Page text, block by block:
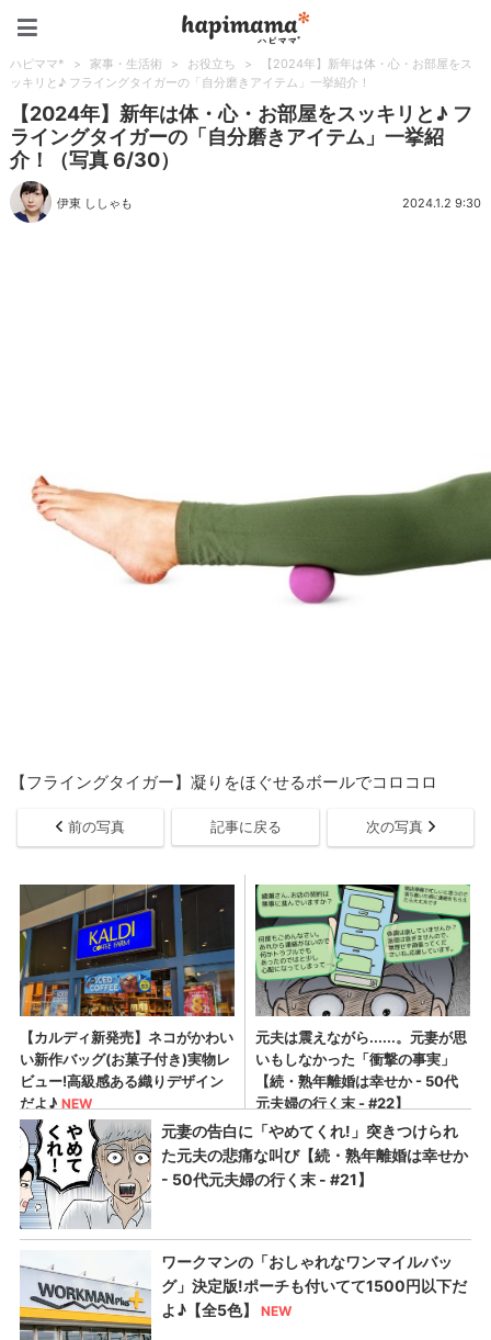
ハピママ* > 家事・生活術 > お役立ち >
【2024年】新年は体・心・お部屋をス
ッキリと♪ フライングタイガーの「自分磨きアイテム」一挙紹介！
【2024年】新年は体・心・お部屋をスッキリと♪ フ
ライングタイガーの「自分磨きアイテム」一挙紹
介！（写真 6/30）
伊東 ししゃも 2024.1.2 9:30
【フライングタイガー】凝りをほぐせるボールでコロコロ
前の写真 記事に戻る 次の写真